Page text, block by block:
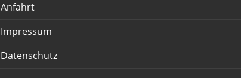
Anfahrt
Impressum
Datenschutz